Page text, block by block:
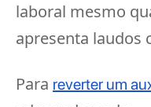
laboral mesmo
apresenta laudos
Para reverter um